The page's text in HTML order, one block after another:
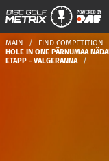
MAIN
FIND COMPETITION
HOLE IN ONE PÄRNUMAA
ETAPP - VALGERANNA